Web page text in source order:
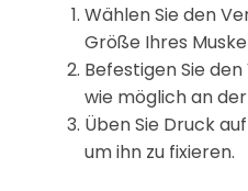
Wählen Sie den
Größe Ihres
Befestigen Sie
wie möglich an
Üben Sie Druck
um ihn zu fixieren.